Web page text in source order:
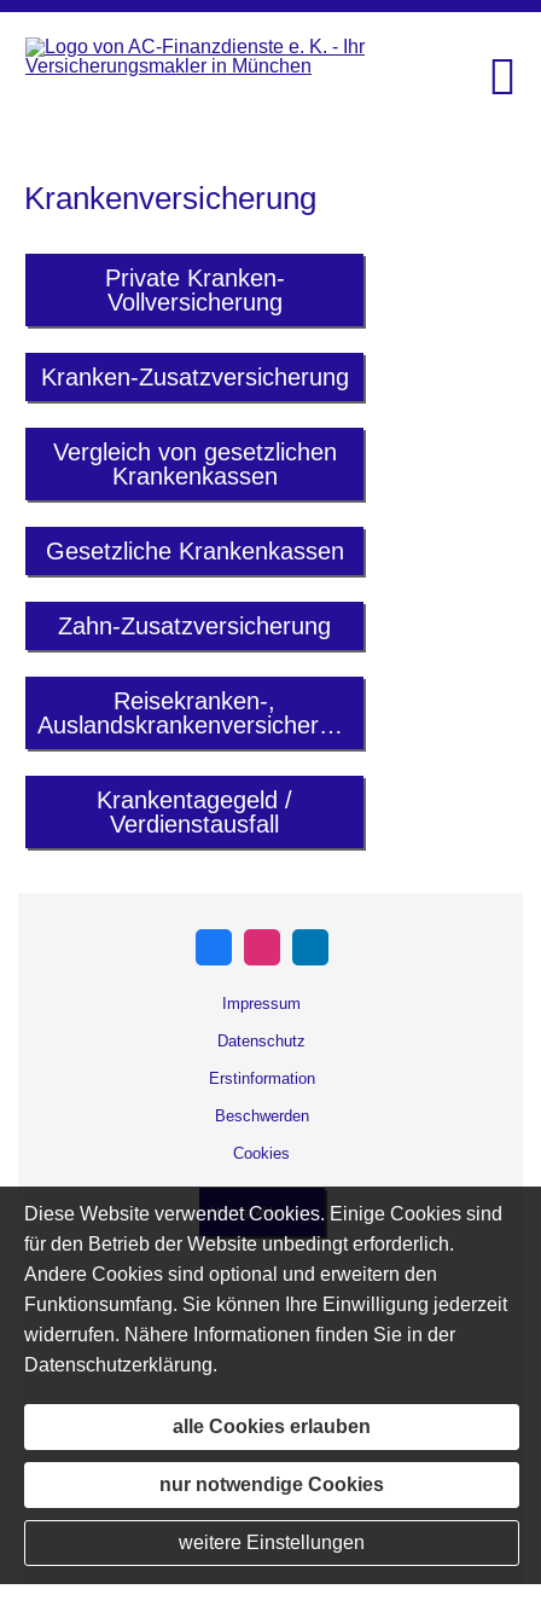
Kranken­ver­si­che­rung
Private Kranken-
Vollversicherung
Kranken-Zusatzversicherung
Vergleich von gesetzlichen
Krankenkassen
Gesetzliche Krankenkassen
Zahn-Zusatzversicherung
Reisekranken-,
Auslandskrankenversicherung
Krankentagegeld /
Verdienstausfall
Impressum
Datenschutz
Erstinformation
Beschwerden
Cookies
Vertrag widerrufen
Diese Website verwendet Cookies. Einige Cookies sind
für den Betrieb der Website unbedingt erforderlich.
Andere Cookies sind optional und erweitern den
Funktionsumfang. Sie können Ihre Einwilligung jederzeit
widerrufen. Nähere Informationen finden Sie in der
Datenschutzerklärung.
alle Cookies erlauben
nur notwendige Cookies
weitere Einstellungen